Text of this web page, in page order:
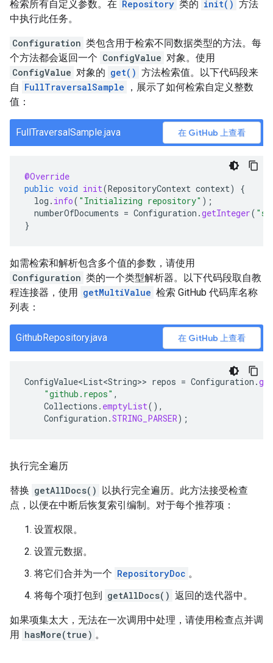
检索所有自定义参数。在 Repository 类的 init() 方法
中执行此任务。
Configuration 类包含用于检索不同数据类型的方法。每
个方法都会返回一个 ConfigValue 对象。使用
ConfigValue 对象的 get() 方法检索值。以下代码段来
自 FullTraversalSample
，展示了如何检索自定义整数
值：
FullTraversalSample.java 在 GitHub 上查看
@Override
public void init(RepositoryContext context)
{
log . info( "Initializing repository" );
numberOfDocuments = Configuration .getInteger(
}
如需检索和解析包含多个值的参数，请使用
Configuration 类的一个类型解析器。以下代码段取自教
程连接器，使用 getMultiValue 检索 GitHub 代码库名称
列表：
GithubRepository.java 在 GitHub 上查看
ConfigValue<List<String>> repos = Configuration .
"github.repos" ,
Collections . emptyList(),
Configuration .STRING_PARSER);
执行完全遍历
替换 getAllDocs() 以执行完全遍历。此方法接受检查
点，以便在中断后恢复索引编制。对于每个推荐项：
设置权限。
设置元数据。
将它们合并为一个 RepositoryDoc 。
将每个项打包到 getAllDocs() 返回的迭代器中。
如果项集太大，无法在一次调用中处理，请使用检查点并调
用 hasMore(true) 。